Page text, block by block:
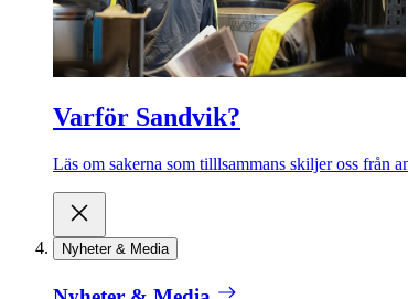
Varför Sandvik?
Läs om sakerna som tilllsammans skiljer oss från
Nyheter & Media